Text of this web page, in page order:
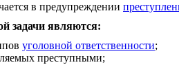
в предупреждении
задачи являются:
уголовной ответственности;
преступными;